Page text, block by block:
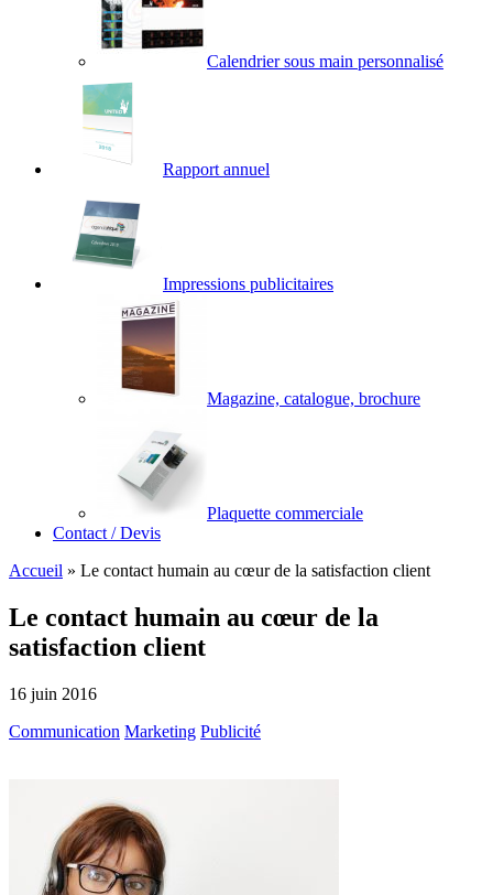
Calendrier sous main personnalisé
Rapport annuel
Impressions publicitaires
Magazine, catalogue, brochure
Plaquette commerciale
Contact / Devis
Accueil » Le contact humain au cœur de la satisfaction client
Le contact humain au cœur de la
satisfaction client
16 juin 2016
Communication Marketing Publicité